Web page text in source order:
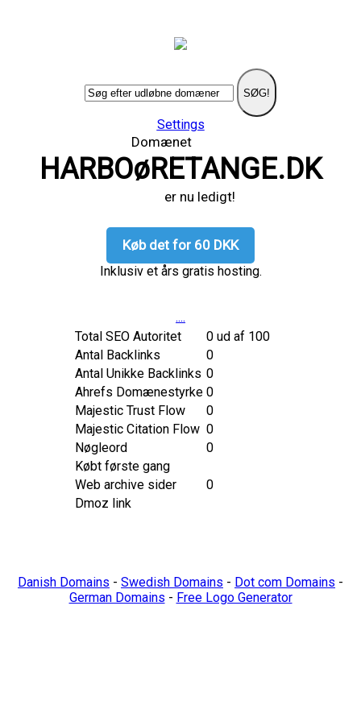
SØG!
Settings
Domænet
HARBOøRETANGE.DK
er nu ledigt!
Køb det for 60 DKK
Inklusiv et års gratis hosting.
....
Total SEO Autoritet
0 ud af 100
Antal Backlinks
0
Antal Unikke Backlinks 0
Ahrefs Domænestyrke 0
Majestic Trust Flow
0
Majestic Citation Flow 0
Nøgleord
0
Købt første gang
Web archive sider
0
Dmoz link
Danish Domains - Swedish Domains - Dot com Domains -
German Domains - Free Logo Generator